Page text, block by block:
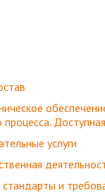
процесса.
услуги
и